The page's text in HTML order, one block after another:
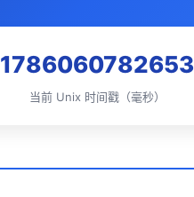
1786060783653
当前 Unix 时间戳（毫秒）